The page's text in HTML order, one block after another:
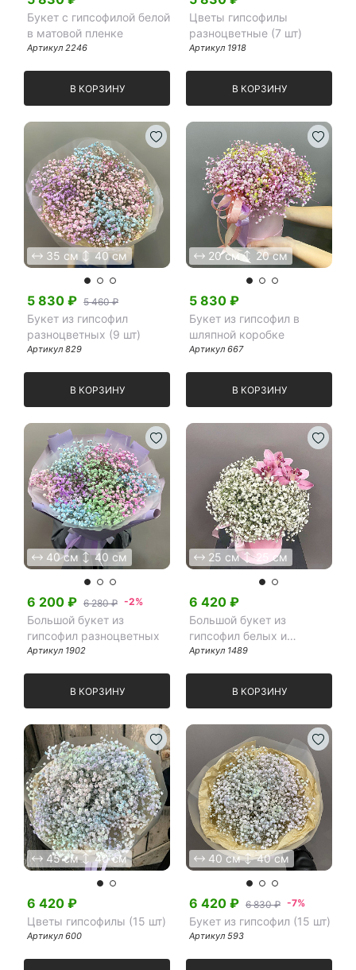
Букет с гипсофилой белой
в матовой пленке
Артикул 2246
В КОРЗИНУ
Цветы гипсофилы
разноцветные (7 шт)
Артикул 1918
В КОРЗИНУ
35 см 40 см
5 830 ₽ 5 460 ₽
Букет из гипсофил
разноцветных (9 шт)
Артикул 829
В КОРЗИНУ
20 см 20 см
5 830 ₽
Букет из гипсофил в
шляпной коробке
Артикул 667
В КОРЗИНУ
40 см 40 см
6 200 ₽ 6 280 ₽ -2%
Большой букет из
гипсофил разноцветных
Артикул 1902
В КОРЗИНУ
25 см 25 см
6 420 ₽
Большой букет из
гипсофил белых и
розовых орхидей в
Артикул 1489
В КОРЗИНУ
45 см 40 см
6 420 ₽
Цветы гипсофилы (15 шт)
Артикул 600
40 см 40 см
6 420 ₽ 6 830 ₽ -7%
Букет из гипсофил (15 шт)
Артикул 593